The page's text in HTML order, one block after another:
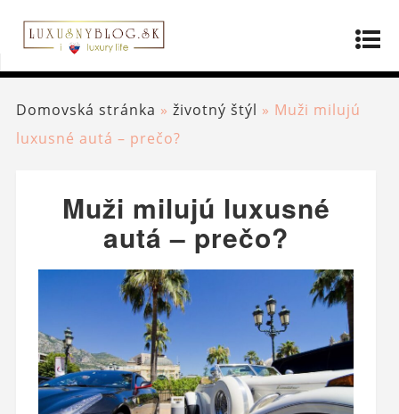
Domovská stránka » životný štýl » Muži milujú
luxusné autá – prečo?
Muži milujú luxusné
autá – prečo?